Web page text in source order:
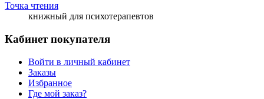
Точка чтения
книжный для психотерапевтов
Кабинет покупателя
Войти в личный кабинет
Заказы
Избранное
Где мой заказ?